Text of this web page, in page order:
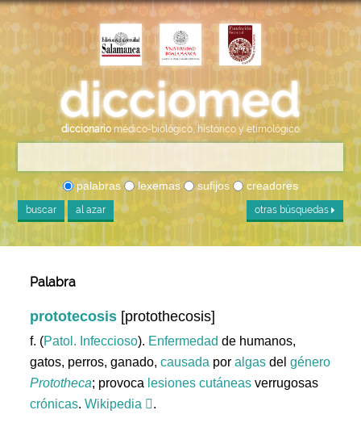
diccionario médico-biológico, histórico y etimológico
palabras lexemas sufijos creadores
buscar al azar otras búsquedas
Palabra
prototecosis [protothecosis]
f. (Patol. Infeccioso). Enfermedad de humanos,
gatos, perros, ganado,causada poralgas delgénero
Prototheca; provoca lesiones cutáneas verrugosas
crónicas.Wikipedia .